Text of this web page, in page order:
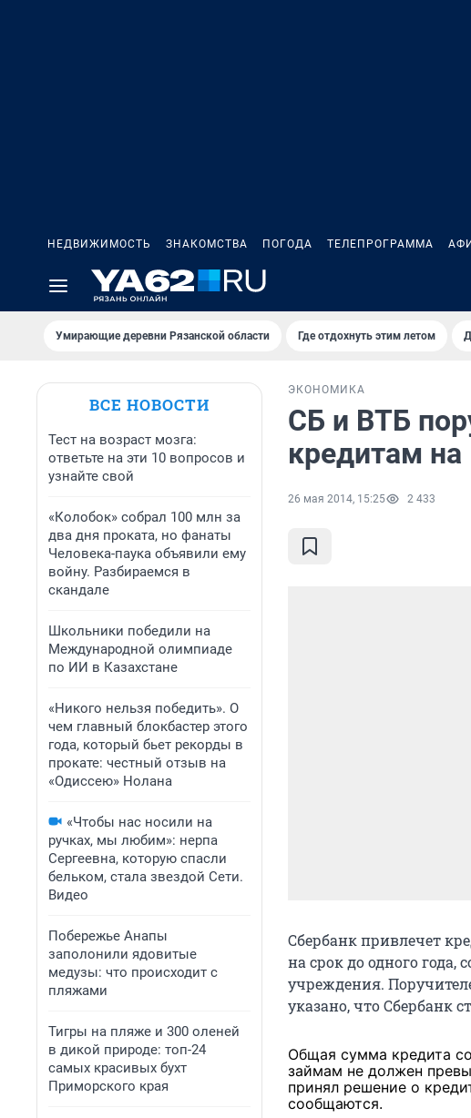
НЕДВИЖИМОСТЬ ЗНАКОМСТВА ПОГОДА ТЕЛЕПРОГРАММА
Умирающие деревни Рязанской области Где отдохнуть этим летом
ВСЕ НОВОСТИ
Тест на возраст мозга:
ответьте на эти 10 вопросов и
узнайте свой
«Колобок» собрал 100 млн за
два дня проката, но фанаты
Человека-паука объявили ему
войну. Разбираемся в
скандале
Школьники победили на
Международной олимпиаде
по ИИ в Казахстане
«Никого нельзя победить». О
чем главный блокбастер этого
года, который бьет рекорды в
прокате: честный отзыв на
«Одиссею» Нолана
«Чтобы нас носили на
ручках, мы любим»: нерпа
Сергеевна, которую спасли
бельком, стала звездой Сети.
Видео
Побережье Анапы
заполонили ядовитые
медузы: что происходит с
пляжами
Тигры на пляже и 300 оленей
в дикой природе: топ-24
самых красивых бухт
Приморского края
ЭКОНОМИКА
СБ и ВТБ
кредитам
26 мая 2014, 15:25 2 433
Сбербанк привлечет
на срок до одного года,
учреждения.
указано, что Сбербанк
Общая сумма кредита
займам не должен
принял решение о
сообщаются.